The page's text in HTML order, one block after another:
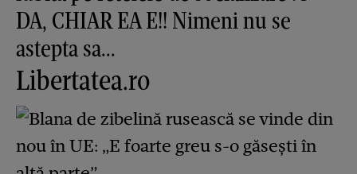
DA, CHIAR EA E!! Nimeni nu se
astepta sa...
Libertatea.ro